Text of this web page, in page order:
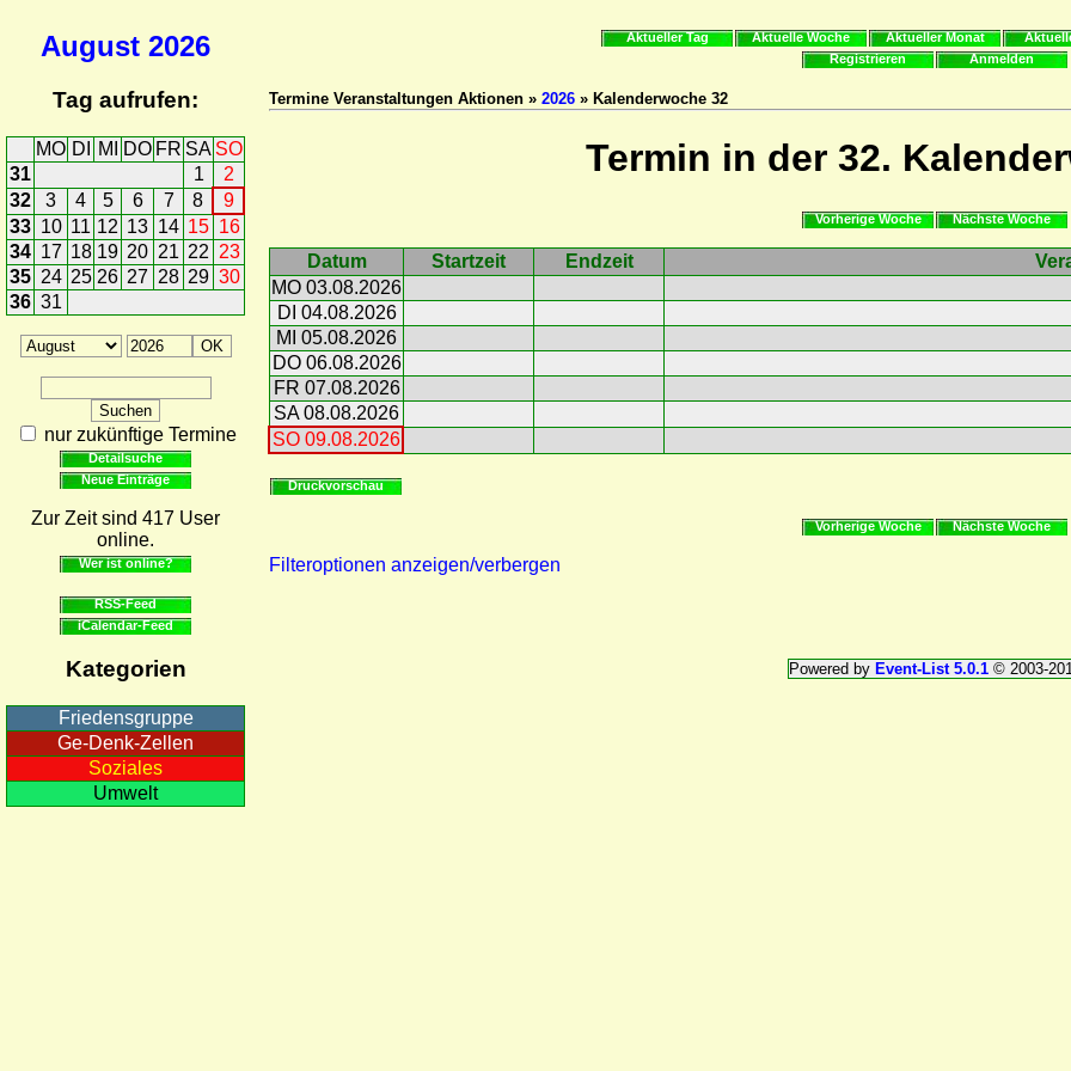
August 2026
Tag aufrufen:
MO DI MI DO FR SA SO
31
1
2
32
3 4 5 6 7 8
9
33 10 11 12 13 14 15 16
34 17 18 19 20 21 22 23
35 24 25 26 27 28 29 30
36 31
nur zukünftige Termine
Detailsuche
Neue Einträge
Zur Zeit sind 417 User
online.
Wer ist online?
RSS-Feed
iCalendar-Feed
Kategorien
Friedensgruppe
Ge-Denk-Zellen
Soziales
Umwelt
Aktueller Tag Aktuelle Woche Aktueller Monat
Registrieren
Anmelden
Termine Veranstaltungen Aktionen » 2026 » Kalenderwoche 32
Termin in der 32.
Vorherige Woche Nächste Woche
Datum Startzeit Endzeit
MO 03.08.2026
DI 04.08.2026
MI 05.08.2026
DO 06.08.2026
FR 07.08.2026
SA 08.08.2026
SO 09.08.2026
Druckvorschau
Vorherige Woche Nächste Woche
Filteroptionen anzeigen/verbergen
Powered by Event-List 5.0.1© 2003-